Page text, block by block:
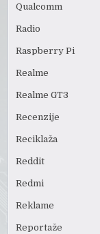
Qualcomm
Radio
Raspberry Pi
Realme
Realme GT3
Recenzije
Reciklaža
Reddit
Redmi
Reklame
Reportaže